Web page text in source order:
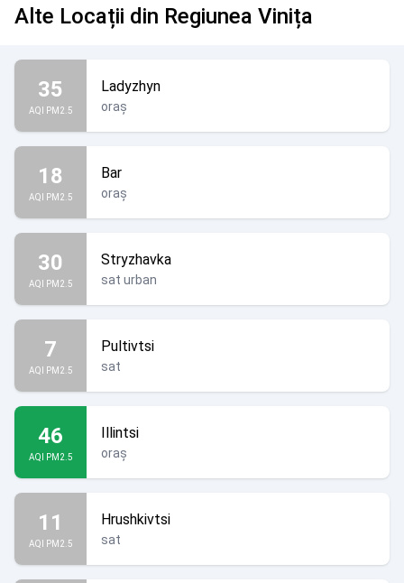
Alte Locații din Regiunea Vinița
35
AQI PM2.5
Ladyzhyn
oraș
18
AQI PM2.5
Bar
oraș
30
AQI PM2.5
Stryzhavka
sat urban
7
AQI PM2.5
Pultivtsi
sat
46
AQI PM2.5
Illintsi
oraș
11
AQI PM2.5
Hrushkivtsi
sat